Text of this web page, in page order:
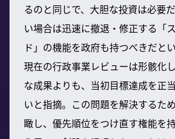
るのと同じで、大胆な投資は必要
い場合は迅速に撤退・修正する「
ド」の機能を政府も持つべきだと
現在の行政事業レビューは形骸化
な成果よりも、当初目標達成を正
いと指摘。この問題を解決するた
瞰し、優先順位をつけ直す権能を